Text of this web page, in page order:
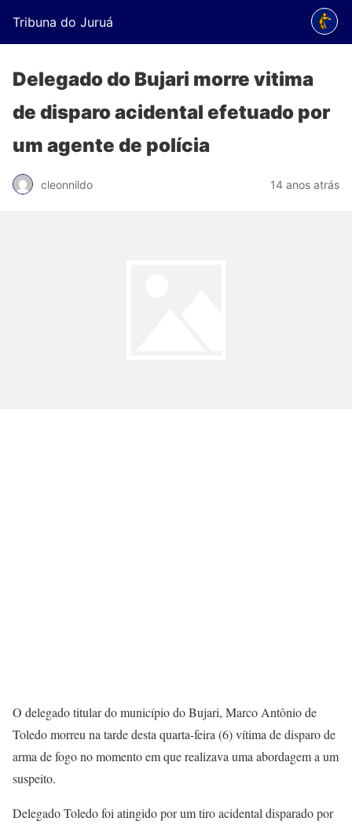
Tribuna do Juruá
Delegado do Bujari morre vitima
de disparo acidental efetuado por
um agente de polícia
cleonnildo 14 anos atrás
O delegado titular do município do Bujari, Marco Antônio de
Toledo morreu na tarde desta quarta-feira (6) vítima de disparo de
arma de fogo no momento em que realizava uma abordagem a um
suspeito.
Delegado Toledo foi atingido por um tiro acidental disparado por